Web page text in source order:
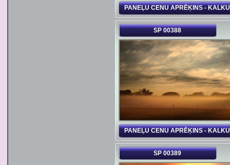
PANEĻU CENU APRĒĶINS -
SP 00388
PANEĻU CENU APRĒĶINS -
SP 00389